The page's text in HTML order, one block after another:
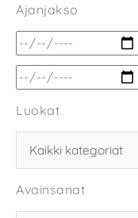
Ajanjakso
Luokat
Avainsanat